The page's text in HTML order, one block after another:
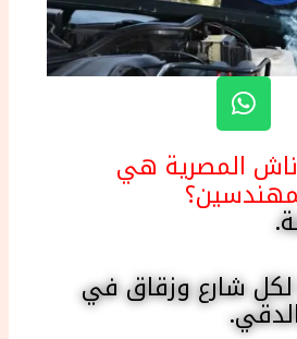
W
h
a
t
s
p
المصرية هي
شارع وزقاق في